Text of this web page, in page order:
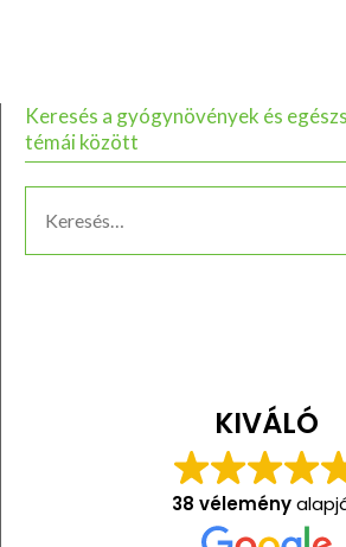
Keresés a gyógynövények és
témái között
KIVÁLÓ
38 vélemény